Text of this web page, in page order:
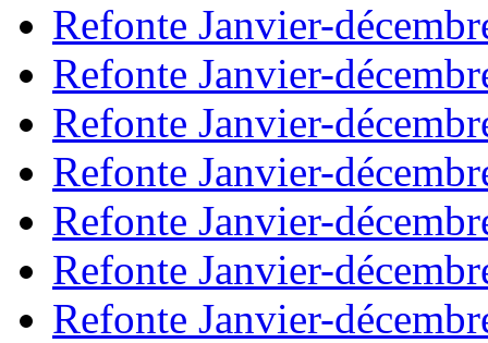
Refonte Janvier-
Refonte Janvier-
Refonte Janvier-
Refonte Janvier-
Refonte Janvier-
Refonte Janvier-
Refonte Janvier-